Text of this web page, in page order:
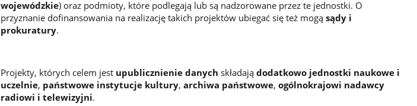
wojewódzkie) oraz podmioty, które podlegają lub są nadzorowane przez te jednostki. O
przyznanie dofinansowania na realizację takich projektów ubiegać się też mogąsądy i
prokuratury.
Projekty, których celem jest upublicznienie danych składajądodatkowo jednostki naukowe i
uczelnie, państwowe instytucje kultury,archiwa państwowe,ogólnokrajowi nadawcy
radiowi i telewizyjni.